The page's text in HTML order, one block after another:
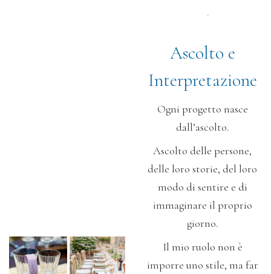
.
Ascolto e
Interpretazione
Ogni progetto nasce
dall’ascolto.
Ascolto delle persone,
delle loro storie, del loro
modo di sentire e di
immaginare il proprio
giorno.
Il mio ruolo non è
imporre uno stile, ma far